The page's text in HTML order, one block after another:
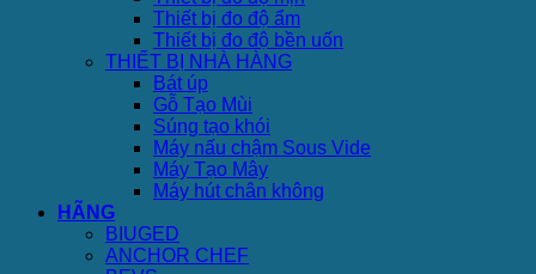
Thiết bị đo độ ẩm
Thiết bị đo độ bền uốn
THIẾT BỊ NHÀ HÀNG
Bát úp
Gỗ Tạo Mùi
Súng tạo khói
Máy nấu chậm Sous Vide
Máy Tạo Mây
Máy hút chân không
HÃNG
BIUGED
ANCHOR CHEF